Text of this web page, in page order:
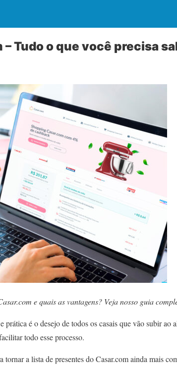
Tudo o que você precisa
e quais as vantagens? Veja nosso guia
prática é o desejo de todos os casais que vão subir ao
todo esse processo.
a lista de presentes do Casar.com ainda mais